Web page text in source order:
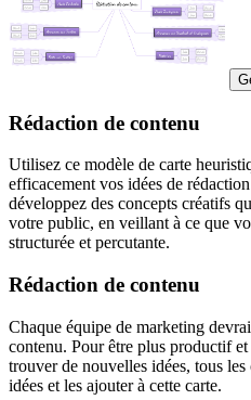
Rédaction de contenu
Utilisez ce modèle de carte
efficacement vos idées de
développez des concepts créatifs
votre public, en veillant à ce que
structurée et percutante.
Rédaction de contenu
Chaque équipe de marketing
contenu. Pour être plus productif
trouver de nouvelles idées, tous
idées et les ajouter à cette carte.